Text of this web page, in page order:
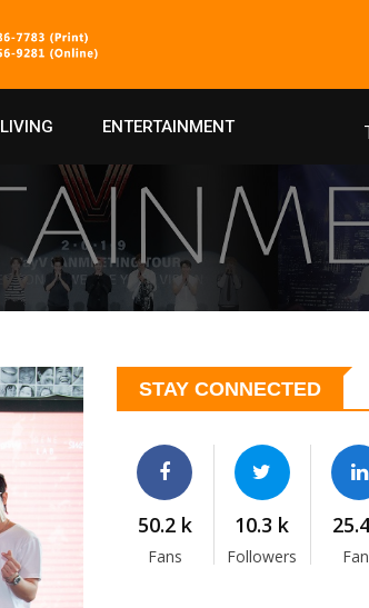
LIVING ENTERTAINMENT
STAY CONNECTED
50.2 k
Fans
10.3 k
Followers